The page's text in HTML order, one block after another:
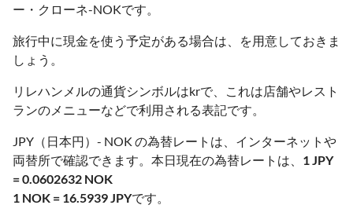
ー・クローネ-NOKです。
旅行中に現金を使う予定がある場合は、を用意しておきま
しょう。
リレハンメルの通貨シンボルはkrで、これは店舗やレスト
ランのメニューなどで利用される表記です。
JPY（日本円）- NOK の為替レートは、インターネットや
両替所で確認できます。本日現在の為替レートは、 1 JPY
= 0.0602632 NOK
1 NOK = 16.5939 JPYです。